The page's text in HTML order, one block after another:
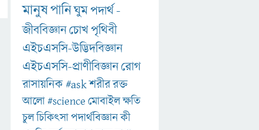
মানুষপানিঘুমপদার্থ-
জীববিজ্ঞানচোখপৃথিবী
এইচএসসি-উদ্ভিদবিজ্ঞান
এইচএসসি-প্রাণীবিজ্ঞানরোগ
রাসায়নিক#askশরীররক্ত
আলো#scienceমোবাইলক্ষতি
চুলচিকিৎসাপদার্থবিজ্ঞানকী